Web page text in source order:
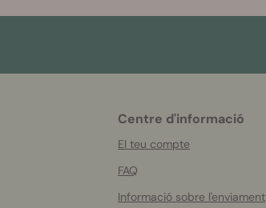
Centre d'informació
El teu compte
FAQ
Informació sobre l'enviament